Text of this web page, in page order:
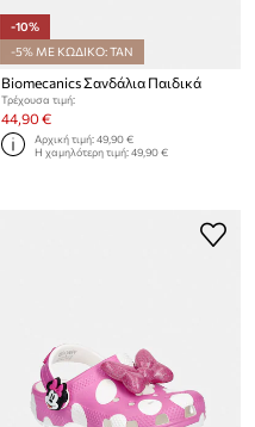
-10%
-5% ΜΕ ΚΩΔΙΚΟ: TAN
Biomecanics Σανδάλια Παιδικά
Τρέχουσα τιμή:
44,90 €
Αρχική τιμή:49,90 €
Η χαμηλότερη τιμή:49,90 €